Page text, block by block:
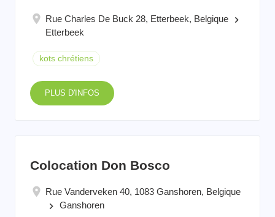
Rue Charles De Buck 28, Etterbeek, Belgique keyboard_arrow_right
Etterbeek
kots chrétiens
PLUS D'INFOS
Colocation Don Bosco
Rue Vanderveken 40, 1083 Ganshoren, Belgique
keyboard_arrow_right Ganshoren